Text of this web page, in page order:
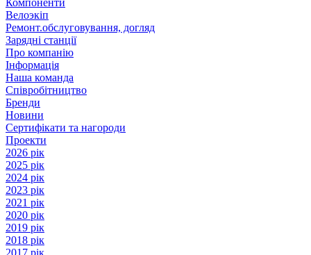
Компоненти
Велоэкіп
Ремонт.обслуговування, догляд
Зарядні станції
Про компанію
Інформація
Наша команда
Співробітництво
Бренди
Новини
Сертифікати та нагороди
Проекти
2026 рік
2025 рік
2024 рік
2023 рік
2021 рік
2020 рік
2019 рік
2018 рік
2017 рік